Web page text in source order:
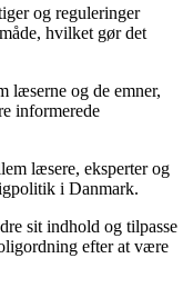
og reguleringer
hvilket gør det
læserne og de emner,
informerede
læsere, eksperter og
i Danmark.
sit indhold og tilpasse
efter at være